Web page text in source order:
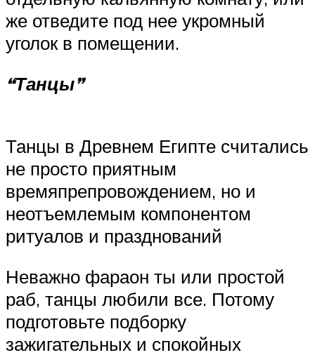
же отведите под нее укромный
уголок в помещении.
“Танцы”
Танцы в Древнем Египте считались
не просто приятным
времяпрепровождением, но и
неотъемлемым компонентом
ритуалов и празднований
Неважно фараон ты или простой
раб, танцы любили все. Потому
подготовьте подборку
зажигательных и спокойных